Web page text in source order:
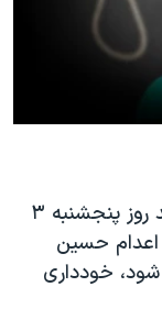
کارشناسان حقوق بشر سازمان ملل متحد روز پنجشنبه ۳
اعدام حسین
شود، خودداری